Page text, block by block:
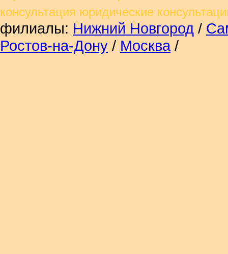
консультация юридические
филиалы: Нижний Новгород /
Ростов-на-Дону / Москва/